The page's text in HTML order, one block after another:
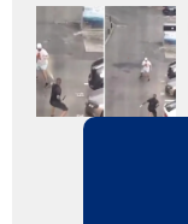
Adaugă
aici textul
pentru
subtitlu